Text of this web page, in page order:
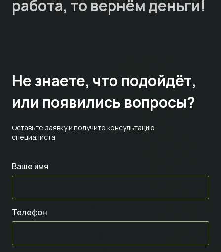
работа, то вернём деньги!
Оставьте заявку и получите консультацию
специалиста
Не знаете, что подойдёт,
или появились вопросы?
Ваше имя
Телефон